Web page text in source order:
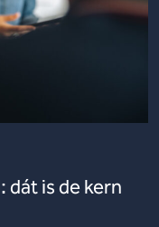
dát is de kern